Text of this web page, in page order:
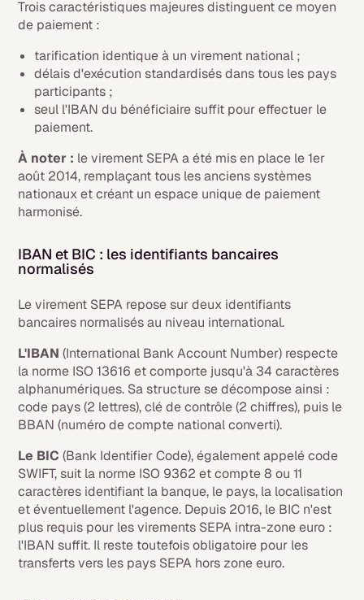
Trois caractéristiques majeures distinguent ce moyen
de paiement :
tarification identique à un virement national ;
délais d'exécution standardisés dans tous les pays
participants ;
seul l'IBAN du bénéficiaire suffit pour effectuer le
paiement.
À noter : le virement SEPA a été mis en place le 1er
août 2014, remplaçant tous les anciens systèmes
nationaux et créant un espace unique de paiement
harmonisé.
IBAN et BIC : les identifiants bancaires
normalisés
Le virement SEPA repose sur deux identifiants
bancaires normalisés au niveau international.
L'IBAN (International Bank Account Number) respecte
la norme ISO 13616 et comporte jusqu'à 34 caractères
alphanumériques. Sa structure se décompose ainsi :
code pays (2 lettres), clé de contrôle (2 chiffres), puis le
BBAN (numéro de compte national converti).
Le BIC (Bank Identifier Code), également appelé code
SWIFT, suit la norme ISO 9362 et compte 8 ou 11
caractères identifiant la banque, le pays, la localisation
et éventuellement l'agence. Depuis 2016, le BIC n'est
plus requis pour les virements SEPA intra-zone euro :
l'IBAN suffit. Il reste toutefois obligatoire pour les
transferts vers les pays SEPA hors zone euro.